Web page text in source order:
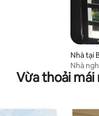
Nhà tại
Nhà
mực
Vừa thoải mái